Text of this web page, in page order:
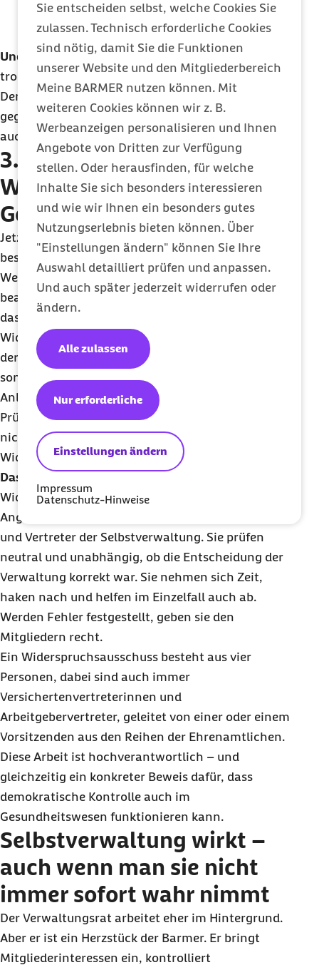
Sie entscheiden selbst, welche Cookies Sie
zulassen. Technisch erforderliche Cookies
sind nötig, damit Sie die Funktionen
unserer Website und den Mitgliederbereich
Meine BARMER nutzen können. Mit
weiteren Cookies können wir z. B.
Werbeanzeigen personalisieren und Ihnen
Angebote von Dritten zur Verfügung
stellen. Oder herausfinden, für welche
Inhalte Sie sich besonders interessieren
und wie wir Ihnen ein besonders gutes
Nutzungserlebnis bieten können. Über
"Einstellungen ändern" können Sie Ihre
Auswahl detailliert prüfen und anpassen.
Und auch später jederzeit widerrufen oder
ändern.
Einstellungen ändern
Nur erforderliche
Alle zulassen
Impressum
Datenschutz-Hinweise
Euro an Beitragsgeldern sinnvoll verwendet
werden.
Und:
Er wählt den Vorstand der Barmer. Das klingt
trocken, ist aber ein ziemlich starkes Instrument.
Denn so bleibt dieser in direkter Verantwortung
gegenüber dem Gremium – und damit letztlich
auch gegenüber den Versicherten.
3.
Widerspruchsausschüsse:
Gerechtigkeit mit System
Jetzt wird’s für den einzelnen Versicherten
besonders spannend – und besonders konkret:
Wenn ein Mitglied der Barmer etwa eine Reha
beantragt und die Krankenkasse sagt „Nein“, muss
das kein Endpunkt sein. Denn dann kann
Widerspruch eingelegt werden – und dieser wird in
der Regel nicht von der Verwaltung selbst geprüft,
sondern vomWiderspruchsausschuss
Anliegen des Versicherten auch nach erneuter
Prüfung durch die Mitarbeitenden der Barmer
nicht abgeholfen werden, entscheidet final der
Widerspruchsausschuss darüber.
Das heißt:
Widerspruchsausschuss entscheiden, sind keine
Angestellten der Kasse, sondern Vertreterinnen
und Vertreter der Selbstverwaltung. Sie prüfen
neutral und unabhängig, ob die Entscheidung der
Verwaltung korrekt war. Sie nehmen sich Zeit,
haken nach und helfen im Einzelfall auch ab.
Werden Fehler festgestellt, geben sie den
Mitgliedern recht.
Ein Widerspruchsausschuss besteht aus vier
Personen, dabei sind auch immer
Versichertenvertreterinnen und
Arbeitgebervertreter, geleitet von einer oder einem
Vorsitzenden aus den Reihen der Ehrenamtlichen.
Diese Arbeit ist hochverantwortlich – und
gleichzeitig ein konkreter Beweis dafür, dass
demokratische Kontrolle auch im
Gesundheitswesen funktionieren kann.
Selbstverwaltung wirkt –
auch wenn man sie nicht
immer sofort wahr nimmt
Der Verwaltungsrat arbeitet eher im Hintergrund.
Aber er ist ein Herzstück der Barmer. Er bringt
Mitgliederinteressen ein, kontrolliert